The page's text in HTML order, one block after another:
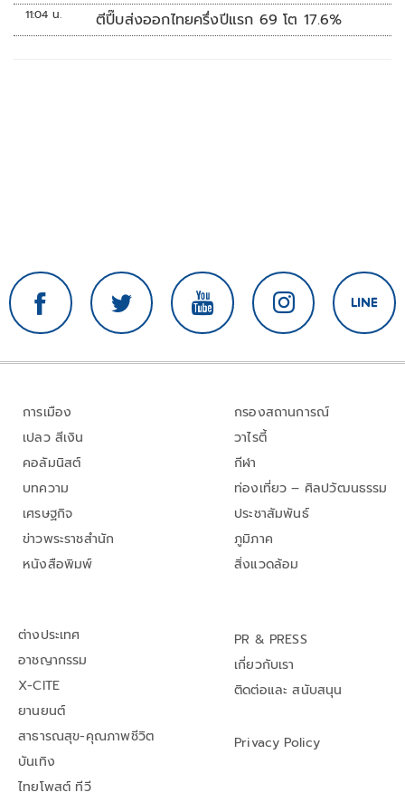
11:04 น. ตีปี๊บส่งออกไทยครึ่งปีแรก 69 โต 17.6%
การเมือง
เปลว สีเงิน
คอลัมนิสต์
บทความ
เศรษฐกิจ
ข่าวพระราชสำนัก
หนังสือพิมพ์
กรองสถานการณ์
วาไรตี้
กีฬา
ท่องเที่ยว – ศิลปวัฒนธรรม
ประชาสัมพันธ์
ภูมิภาค
สิ่งแวดล้อม
ต่างประเทศ
อาชญากรรม
X-CITE
ยานยนต์
สาธารณสุข-คุณภาพชีวิต
บันเทิง
ไทยโพสต์ ทีวี
PR & PRESS
เกี่ยวกับเรา
ติดต่อและ สนับสนุน
Privacy Policy